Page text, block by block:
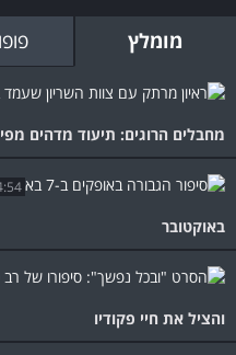
מומלץ
מחבלים הרוגים: תיעוד מדהים
באוקטובר
והציל את חיי פקודיו